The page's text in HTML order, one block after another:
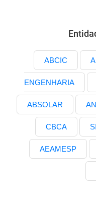
ABCIC
ENGENHARIA
ABSOLAR
CBCA
AEAMESP